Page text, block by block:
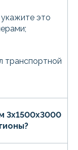
это
транспортной
3х1500х3000